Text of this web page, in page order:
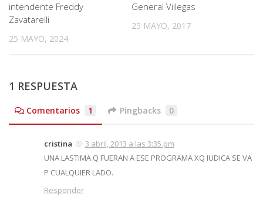
intendente Freddy
Zavatarelli
25 MAYO, 2024
General Villegas
25 MAYO, 2017
1 RESPUESTA
Comentarios 1 Pingbacks 0
cristina
3 abril, 2013 a las 3:35 pm
UNA LASTIMA Q FUERAN A ESE PROGRAMA XQ IUDICA SE VA
P CUALQUIER LADO.
Responder